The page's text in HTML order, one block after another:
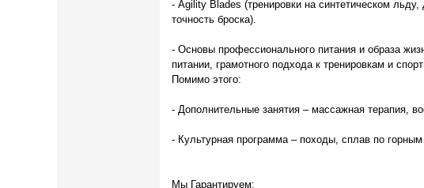
- Agility Blades (тренировки на синтетическом
точность броска).
- Основы профессионального питания и образа
питании, грамотного подхода к тренировкам и
Помимо этого:
- Дополнительные занятия – массажная терапия,
- Культурная программа – походы, сплав по
Мы Гарантируем: